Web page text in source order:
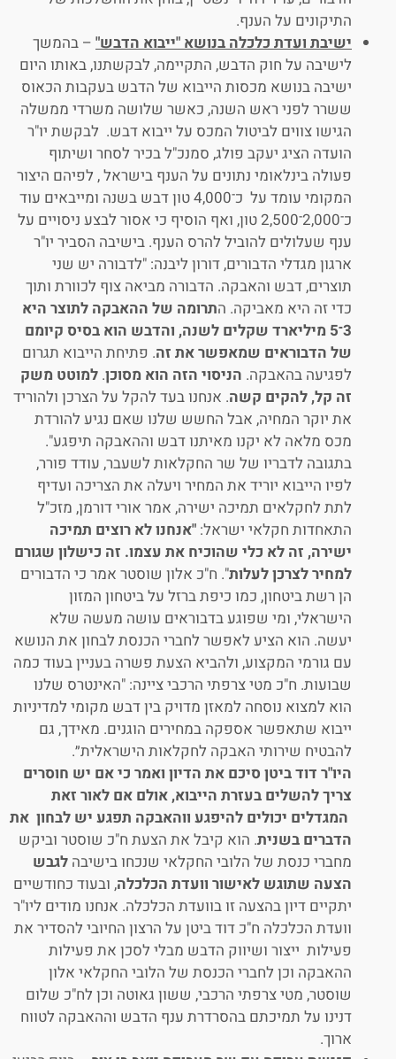
התיקונים על הענף.
ישיבת ועדת כלכלה בנושא "ייבוא הדבש" – בהמשך
לישיבה על חוק הדבש, התקיימה, לבקשתנו, באותו היום
ישיבה בנושא מכסות הייבוא של הדבש בעקבות הכאוס
ששרר לפני ראש השנה, כאשר שלושה משרדי ממשלה
הגישו צווים לביטול המכס על ייבוא דבש. לבקשת יו"ר
הועדה הציג יעקב פולג, סמנכ"ל בכיר לסחר ושיתוף
פעולה בינלאומי נתונים על הענף בישראל , לפיהם היצור
המקומי עומד על כ־4,000 טון דבש בשנה ומייבאים עוד
כ־2,000־2,500 טון, ואף הוסיף כי אסור לבצע ניסויים על
ענף שעלולים להוביל להרס הענף. בישיבה הסביר יו"ר
ארגון מגדלי הדבורים, דורון ליבנה: "לדבורה יש שני
תוצרים, דבש והאבקה. הדבורה מביאה צוף לכוורת ותוך
כדי זה היא מאביקה. התרומה של ההאבקה לתוצר היא
3־5 מיליארד שקלים לשנה, והדבש הוא בסיס קיומם
של הדבוראים שמאפשר את זה. פתיחת הייבוא תגרום
לפגיעה בהאבקה. הניסוי הזה הוא מסוכן. למוטט משק
זה קל, להקים קשה. אנחנו בעד להקל על הצרכן ולהוריד
את יוקר המחיה, אבל החשש שלנו שאם נגיע להורדת
מכס מלאה לא יקנו מאיתנו דבש וההאבקה תיפגע".
בתגובה לדבריו של שר החקלאות לשעבר, עודד פורר,
לפיו הייבוא יוריד את המחיר ויעלה את הצריכה ועדיף
לתת לחקלאים תמיכה ישירה, אמר אורי דורמן, מזכ"ל
התאחדות חקלאי ישראל: "אנחנו לא רוצים תמיכה
ישירה, זה לא כלי שהוכיח את עצמו. זה כישלון שגורם
למחיר לצרכן לעלות". ח"כ אלון שוסטר אמר כי הדבורים
הן רשת ביטחון, כמו כיפת ברזל על ביטחון המזון
הישראלי, ומי שפוגע בדבוראים עושה מעשה שלא
יעשה. הוא הציע לאפשר לחברי הכנסת לבחון את הנושא
עם גורמי המקצוע, ולהביא הצעת פשרה בעניין בעוד כמה
שבועות. ח"כ מטי צרפתי הרכבי ציינה: "האינטרס שלנו
הוא למצוא נוסחה למאזן מדויק בין דבש מקומי למדיניות
ייבוא שתאפשר אספקה במחירים הוגנים. מאידך, גם
להבטיח שירותי האבקה לחקלאות הישראלית״.
היו"ר דוד ביטן סיכם את הדיון ואמר כי אם יש חוסרים
צריך להשלים בעזרת הייבוא, אולם אם לאור זאת
המגדלים יכולים להיפגע ווהאבקה תפגע יש לבחון את
הדברים בשנית. הוא קיבל את הצעת ח"כ שוסטר וביקש
מחברי כנסת של הלובי החקלאי שנכחו בישיבה לגבש
הצעה שתוגש לאישור וועדת הכלכלה, ובעוד כחודשיים
יתקיים דיון בהצעה זו בוועדת הכלכלה. אנחנו מודים ליו"ר
וועדת הכלכלה ח"כ דוד ביטן על הרצון החיובי להסדיר את
פעילות ייצור ושיווק הדבש מבלי לסכן את פעילות
ההאבקה וכן לחברי הכנסת של הלובי החקלאי אלון
שוסטר, מטי צרפתי הרכבי, ששון גאוטה וכן לח"כ שלום
דנינו על תמיכתם בהסרדרת ענף הדבש וההאבקה לטווח
ארוך.